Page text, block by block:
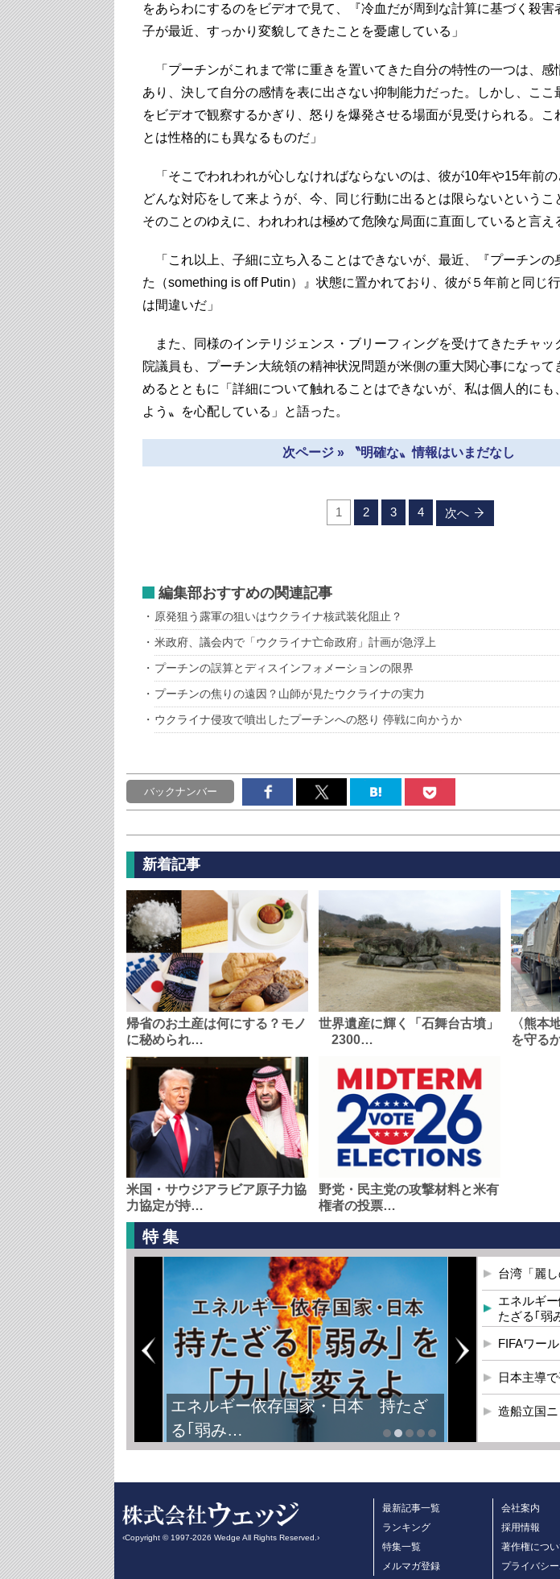
をあらわにするのをビデオで見て、『冷血だが周到な計算に基づく殺害
子が最近、すっかり変貌してきたことを憂慮している」
「プーチンがこれまで常に重きを置いてきた自分の特性の一つは、感
あり、決して自分の感情を表に出さない抑制能力だった。しかし、ここ
をビデオで観察するかぎり、怒りを爆発させる場面が見受けられる。こ
とは性格的にも異なるものだ」
「そこでわれわれが心しなければならないのは、彼が10年や15年前の
どんな対応をして来ようが、今、同じ行動に出るとは限らないというこ
そのことのゆえに、われわれは極めて危険な局面に直面していると言え
「これ以上、子細に立ち入ることはできないが、最近、『プーチンの
た（something is off Putin）』状態に置かれており、彼が５年前と同じ
は間違いだ」
また、同様のインテリジェンス・ブリーフィングを受けてきたチャッ
院議員も、プーチン大統領の精神状況問題が米側の重大関心事になって
めるとともに「詳細について触れることはできないが、私は個人的にも
よう〟を心配している」と語った。
次ページ » 〝明確な〟情報はいまだなし
1 2 3 4 次へ
編集部おすすめの関連記事
原発狙う露軍の狙いはウクライナ核武装化阻止？
米政府、議会内で「ウクライナ亡命政府」計画が急浮上
プーチンの誤算とディスインフォメーションの限界
プーチンの焦りの遠因？山師が見たウクライナの実力
ウクライナ侵攻で噴出したプーチンへの怒り 停戦に向かうか
バックナンバー
新着記事
帰省のお土産は何にする？モノ
に秘められ…
世界遺産に輝く「石舞台古墳」
2300…
〈熊本
を守る
米国・サウジアラビア原子力協
力協定が持…
野党・民主党の攻撃材料と米有
権者の投票…
特集
エネルギー依存国家・日本 持たざ
る｢弱み…
台湾「麗
エネルギ
たざる｢弱
FIFAワー
日本主導
造船立国
‹Copyright © 1997-2026 Wedge All Rights Reserved.›
最新記事一覧
ランキング
特集一覧
メルマガ登録
会社案内
採用情報
著作権につ
プライバシ